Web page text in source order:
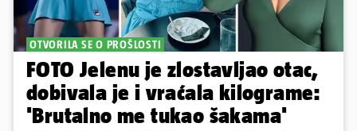
OTVORILA SE O PROŠLOSTI
FOTO Jelenu je zlostavljao otac,
dobivala je i vraćala kilograme:
'Brutalno me tukao šakama'